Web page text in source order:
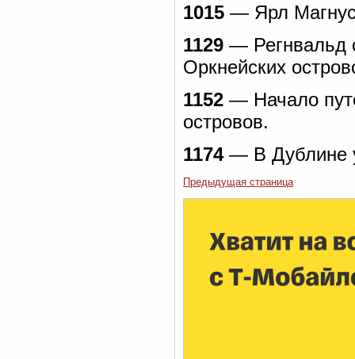
1015 — Ярл Магнус
1129 — Регнвальд
Оркнейских
1152 — Начало
островов.
1174— В Дублине
Предыдущая страница